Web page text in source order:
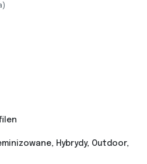
Hybrydy, Outdoor,